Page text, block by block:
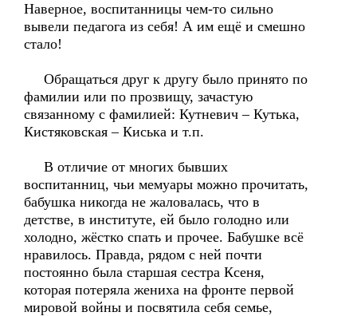
Наверное, воспитанницы чем-то сильно
вывели педагога из себя! А им ещё и смешно
стало!
Обращаться друг к другу было принято по
фамилии или по прозвищу, зачастую
связанному с фамилией: Кутневич – Кутька,
Кистяковская – Киська и т.п.
В отличие от многих бывших
воспитанниц, чьи мемуары можно прочитать,
бабушка никогда не жаловалась, что в
детстве, в институте, ей было голодно или
холодно, жёстко спать и прочее. Бабушке всё
нравилось. Правда, рядом с ней почти
постоянно была старшая сестра Ксеня,
которая потеряла жениха на фронте первой
мировой войны и посвятила себя семье,